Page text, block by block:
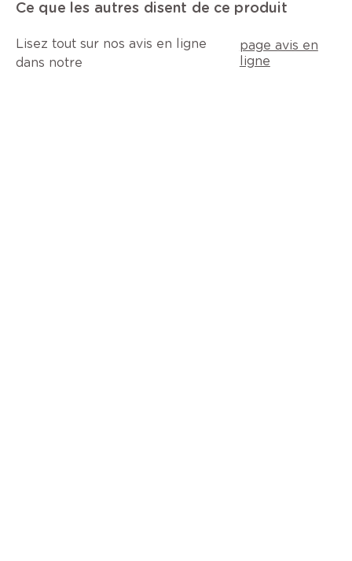
Ce que les autres disent de ce produit
Lisez tout sur nos avis en ligne
dans notre
page avis en
ligne